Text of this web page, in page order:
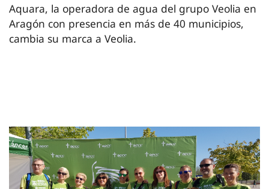
Aquara, la operadora de agua del grupo Veolia en
Aragón con presencia en más de 40 municipios,
cambia su marca a Veolia.